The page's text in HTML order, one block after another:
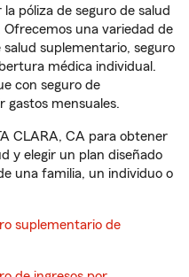
póliza de seguro de salud
una variedad de
salud suplementario, seguro
médica individual.
con seguro de
gastos mensuales.
CLARA, CA para obtener
y elegir un plan diseñado
una familia, un individuo o
suplementario de